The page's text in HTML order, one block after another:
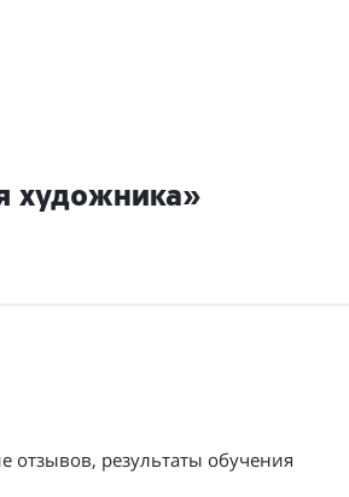
художника»
отзывов, результаты обучения